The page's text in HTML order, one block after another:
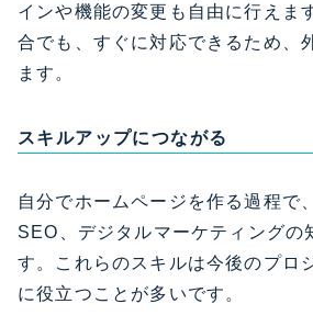
インや機能の変更も自由に行えま
合でも、すぐに対応できるため、
ます。
スキルアップにつながる
自分でホームページを作る過程で
SEO、デジタルマーケティングの
す。これらのスキルは今後のプロ
に役立つことが多いです。